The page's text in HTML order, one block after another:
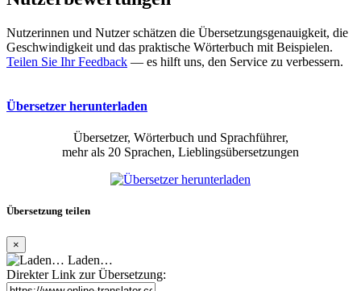
Nutzerinnen und Nutzer schätzen die Übersetzungsgenauigkeit, die
Geschwindigkeit und das praktische Wörterbuch mit Beispielen.
Teilen Sie Ihr Feedback — es hilft uns, den Service zu verbessern.
Übersetzer herunterladen
Übersetzer, Wörterbuch und Sprachführer,
mehr als 20 Sprachen, Lieblingsübersetzungen
Übersetzung teilen
×
Laden…
Direkter Link zur Übersetzung: